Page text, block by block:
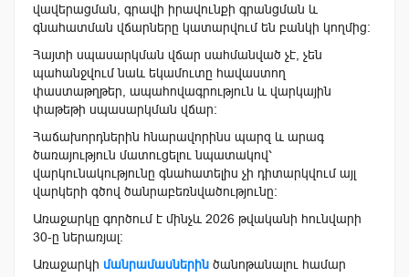
վավերացման, գրավի իրավունքի գրանցման և
գնահատման վճարները կատարվում են բանկի կողմից։
Հայտի սպասարկման վճար սահմանված չէ, չեն
պահանջվում նաև եկամուտը հավաստող
փաստաթղթեր, ապահովագրություն և վարկային
փաթեթի սպասարկման վճար։
Հաճախորդներին հնարավորինս պարզ և արագ
ծառայություն մատուցելու նպատակով՝
վարկունակությունը գնահատելիս չի դիտարկվում այլ
վարկերի գծով ծանրաբեռնվածությունը։
Առաջարկը գործում է մինչև 2026 թվականի հունվարի
30-ը ներառյալ։
Առաջարկի մանրամասներին ծանոթանալու համար